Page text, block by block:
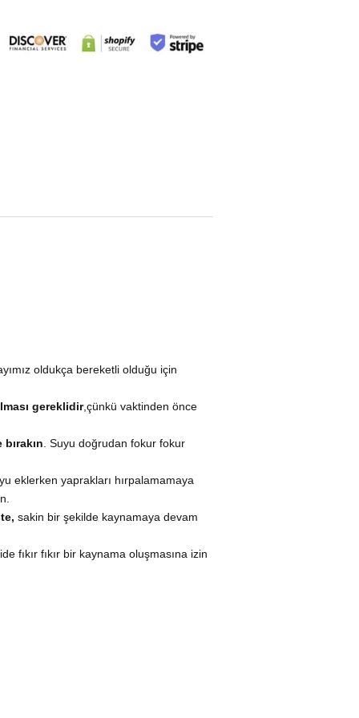
oldukça bereketli olduğu için
gereklidir,çünkü vaktinden önce
. Suyu doğrudan fokur fokur
eklerken yaprakları hırpalamamaya
sakin bir şekilde kaynamaya devam
fıkır fıkır bir kaynama oluşmasına izin